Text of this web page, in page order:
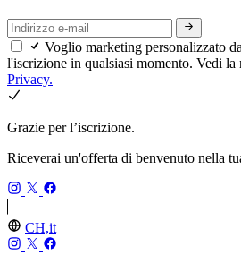
Voglio marketing personalizzato
l'iscrizione in qualsiasi momento. Vedi la
Privacy.
Grazie per l’iscrizione.
Riceverai un'offerta di benvenuto nella
CH,it